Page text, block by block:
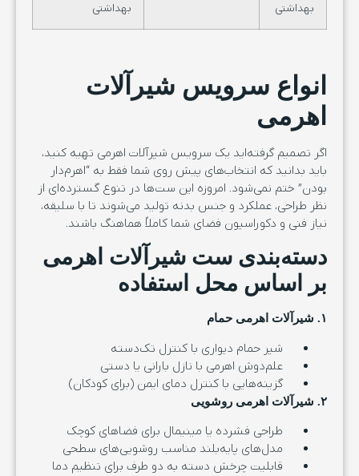
بهداشتی
بهداشتی
انواع سرویس شیرآلات
اهرمی
اگر تصمیم گرفته‌اید یک سرویس شیرآلات اهرمی تهیه کنید،
باید بدانید که انتخاب‌های پیش روی شما فقط به “اهرم‌دار
بودن” ختم نمی‌شود. امروزه این ست‌ها در تنوع گسترده‌ای از
نظر طراحی، عملکرد و جنس بدنه تولید می‌شوند تا با سلیقه،
نیاز فنی و دکوراسیون فضای شما کاملاً هماهنگ باشند.
دسته‌بندی ست شیرآلات اهرمی
بر اساس محل استفاده
۱. شیرآلات اهرمی حمام
شیر حمام دیواری با کنترل تک‌دسته
علم‌دوش اهرمی با نازل بارانی یا دستی
گزینه‌هایی با کنترل دمای ایمن (برای کودکان)
۲. شیرآلات اهرمی روشویی
طراحی فشرده یا مینیمال برای فضاهای کوچک
مدل‌های پایه‌بلند مناسب روشویی‌های سطحی
قابلیت چرخش دسته به دو طرف برای تنظیم دما